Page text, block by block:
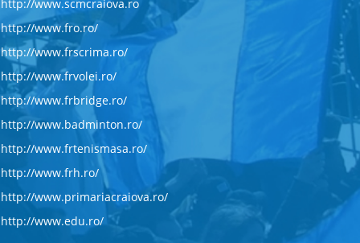
http://www.scmcraiova.ro
http://www.fro.ro/
http://www.frscrima.ro/
http://www.frvolei.ro/
http://www.frbridge.ro/
http://www.badminton.ro/
http://www.frtenismasa.ro/
http://www.frh.ro/
http://www.primariacraiova.ro/
http://www.edu.ro/